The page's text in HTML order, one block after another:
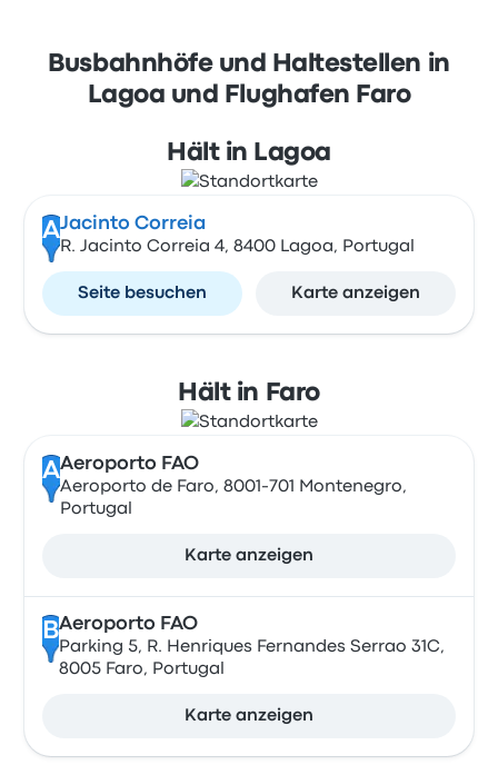
Busbahnhöfe und Haltestellen in
Lagoa und Flughafen Faro
Hält in Lagoa
AJacinto Correia
R. Jacinto Correia 4, 8400 Lagoa, Portugal
Seite besuchen Karte anzeigen
Hält in Faro
AAeroporto FAO
Aeroporto de Faro, 8001-701 Montenegro,
Portugal
Karte anzeigen
BAeroporto FAO
Parking 5, R. Henriques Fernandes Serrao 31C,
8005 Faro, Portugal
Karte anzeigen